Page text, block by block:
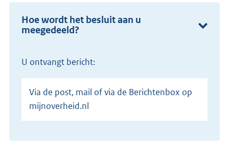
Hoe wordt het besluit aan u
meegedeeld?
U ontvangt bericht:
Via de post, mail of via de Berichtenbox op
mijnoverheid.nl